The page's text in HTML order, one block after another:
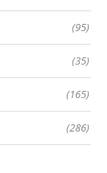
(95)
(35)
(165)
(286)